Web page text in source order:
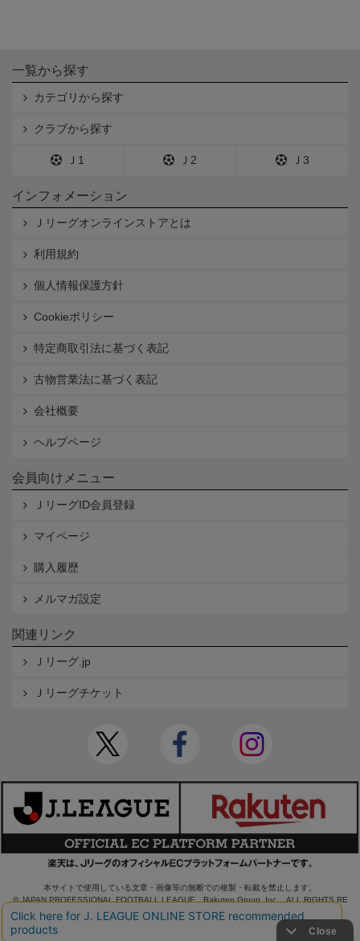
一覧から探す
カテゴリから探す
クラブから探す
Ｊ1 Ｊ2 Ｊ3
インフォメーション
Ｊリーグオンラインストアとは
利用規約
個人情報保護方針
Cookieポリシー
特定商取引法に基づく表記
古物営業法に基づく表記
会社概要
ヘルプページ
会員向けメニュー
ＪリーグID会員登録
マイページ
購入履歴
メルマガ設定
関連リンク
Ｊリーグ.jp
Ｊリーグチケット
本サイトで使用している文章・画像等の無断での複製・転載を禁止します。
© JAPAN PROFESSIONAL FOOTBALL LEAGUE Rakuten Group, Inc. ALL RIGHTS RE
SERVED.